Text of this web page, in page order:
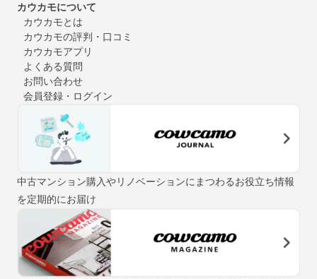
カウカモについて
カウカモとは
カウカモの評判・口コミ
カウカモアプリ
よくある質問
お問い合わせ
会員登録・ログイン
中古マンション購入やリノベーションにまつわるお役立ち情報
を定期的にお届け